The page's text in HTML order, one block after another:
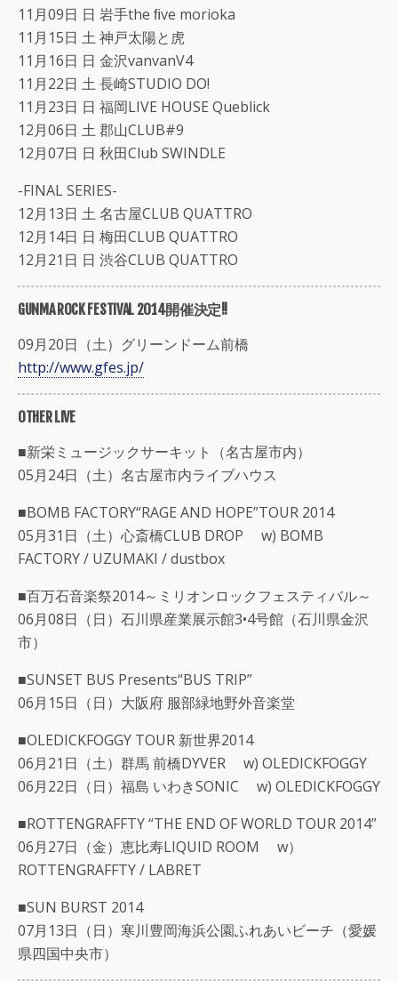
11月09日 日 岩手the ﬁve morioka
11月15日 土 神戸太陽と虎
11月16日 日 金沢vanvanV4
11月22日 土 長崎STUDIO DO!
11月23日 日 福岡LIVE HOUSE Queblick
12月06日 土 郡山CLUB#9
12月07日 日 秋田Club SWINDLE
-FINAL SERIES-
12月13日 土 名古屋CLUB QUATTRO
12月14日 日 梅田CLUB QUATTRO
12月21日 日 渋谷CLUB QUATTRO
GUNMA ROCK FESTIVAL 2014開催決定!!
09月20日（土）グリーンドーム前橋
http://www.gfes.jp/
OTHER LIVE
■新栄ミュージックサーキット（名古屋市内）
05月24日（土）名古屋市内ライブハウス
■BOMB FACTORY“RAGE AND HOPE”TOUR 2014
05月31日（土）心斎橋CLUB DROP w) BOMB
FACTORY / UZUMAKI / dustbox
■百万石音楽祭2014～ミリオンロックフェスティバル～
06月08日（日）石川県産業展示館3•4号館（石川県金沢
市）
■SUNSET BUS Presents“BUS TRIP”
06月15日（日）大阪府 服部緑地野外音楽堂
■OLEDICKFOGGY TOUR 新世界2014
06月21日（土）群馬 前橋DYVER w) OLEDICKFOGGY
06月22日（日）福島 いわきSONIC w) OLEDICKFOGGY
■ROTTENGRAFFTY “THE END OF WORLD TOUR 2014”
06月27日（金）恵比寿LIQUID ROOM w）
ROTTENGRAFFTY / LABRET
■SUN BURST 2014
07月13日（日）寒川豊岡海浜公園ふれあいビーチ（愛媛
県四国中央市）